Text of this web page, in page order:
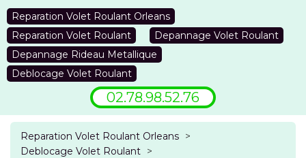
Reparation Volet Roulant Orleans
Reparation Volet Roulant
Depannage Volet Roulant
Depannage Rideau Metallique
Deblocage Volet Roulant
02.78.98.52.76
Reparation Volet Roulant Orleans >
Deblocage Volet Roulant >